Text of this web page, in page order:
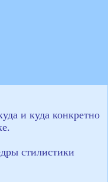
и куда конкретно
стилистики